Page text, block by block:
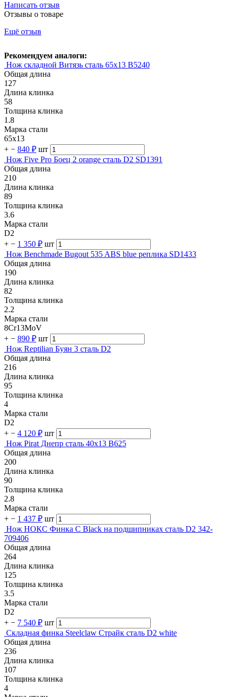
Написать отзыв
Отзывы о товаре
Ещё отзыв
Рекомендуем аналоги:
Нож складной Витязь сталь 65х13 B5240
Общая длина
127
Длина клинка
58
Толщина клинка
1.8
Марка стали
65х13
+ − 840 ₽ шт
Нож Five Pro Боец 2 orange сталь D2 SD1391
Общая длина
210
Длина клинка
89
Толщина клинка
3.6
Марка стали
D2
+ − 1 350 ₽ шт
Нож Benchmade Bugout 535 ABS blue реплика SD1433
Общая длина
190
Длина клинка
82
Толщина клинка
2.2
Марка стали
8Cr13MoV
+ − 890 ₽ шт
Нож Reptilian Буян 3 сталь D2
Общая длина
216
Длина клинка
95
Толщина клинка
4
Марка стали
D2
+ − 4 120 ₽ шт
Нож Pirat Днепр сталь 40х13 B625
Общая длина
200
Длина клинка
90
Толщина клинка
2.8
Марка стали
+ − 1 437 ₽ шт
Нож НОКС Финка С Black на подшипниках сталь D2 342-
709406
Общая длина
264
Длина клинка
125
Толщина клинка
3.5
Марка стали
D2
+ − 7 540 ₽ шт
Складная финка Steelclaw Страйк сталь D2 white
Общая длина
236
Длина клинка
107
Толщина клинка
4